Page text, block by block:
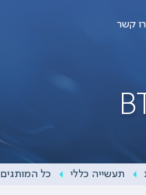
קשר
תעשייה כללי כל המותגים